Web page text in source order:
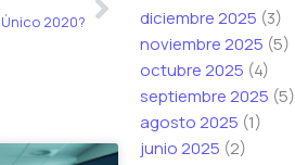
2020?
diciembre 2025 (3)
noviembre 2025 (5)
octubre 2025 (4)
septiembre 2025 (5)
agosto 2025 (1)
junio 2025 (2)